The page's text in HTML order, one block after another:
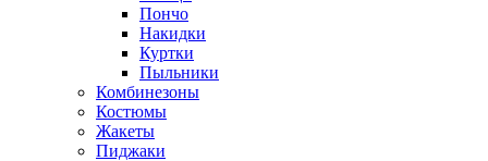
Пончо
Накидки
Куртки
Пыльники
Комбинезоны
Костюмы
Жакеты
Пиджаки